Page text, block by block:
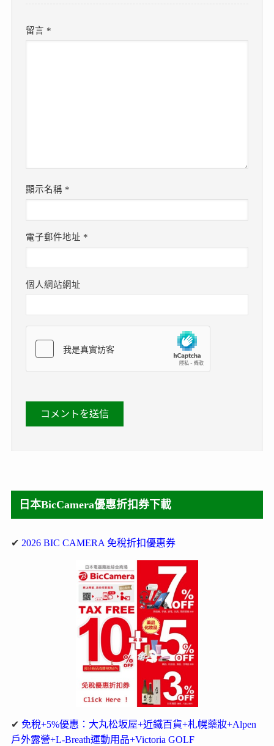
留言 *
顯示名稱 *
電子郵件地址 *
個人網站網址
日本BicCamera優惠折扣券下載
✔ 2026 BIC CAMERA 免稅折扣優惠券
✔ 免稅+5%優惠：大丸松坂屋+近鐵百貨+札幌藥妝+Alpen
戶外露營+L-Breath運動用品+Victoria GOLF